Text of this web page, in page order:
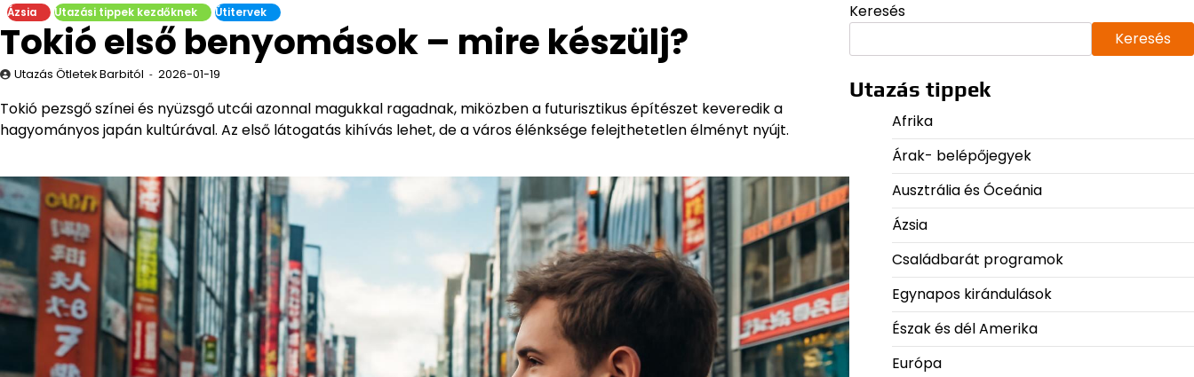
Ázsia Utazási tippek kezdőknek Útitervek
Tokió első benyomások – mire készülj?
Utazás Ötletek Barbitól 2026-01-19
Tokió pezsgő színei és nyüzsgő utcái azonnal magukkal ragadnak, miközben a futurisztikus építészet keveredik a
hagyományos japán kultúrával. Az első látogatás kihívás lehet, de a város élénksége felejthetetlen élményt nyújt.
Keresés
Keresés
Utazás tippek
Afrika
Árak- belépőjegyek
Ausztrália és Óceánia
Ázsia
Családbarát programok
Egynapos kirándulások
Észak és dél Amerika
Európa